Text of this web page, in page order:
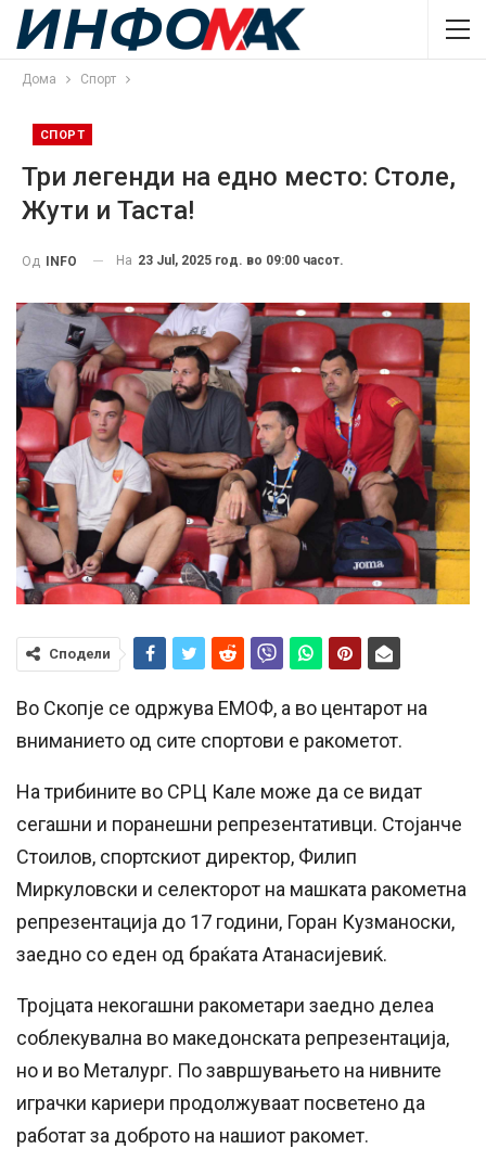
Дома Спорт
СПОРТ
Три легенди на едно место: Столе,
Жути и Таста!
Од INFO На 23 Jul, 2025 год. во 09:00 часот.
Сподели
Во Скопје се одржува ЕМОФ, а во центарот на
вниманието од сите спортови е ракометот.
На трибините во СРЦ Кале може да се видат
сегашни и поранешни репрезентативци. Стојанче
Стоилов, спортскиот директор, Филип
Миркуловски и селекторот на машката ракометна
репрезентација до 17 години, Горан Кузманоски,
заедно со еден од браќата Атанасијевиќ.
Тројцата некогашни ракометари заедно делеа
соблекувална во македонската репрезентација,
но и во Металург. По завршувањето на нивните
играчки кариери продолжуваат посветено да
работат за доброто на нашиот ракомет.